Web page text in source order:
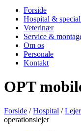
Forside
Hospital &
Veterinær
Service &
Om os
Personale
Kontakt
OPT
Forside /Hospital /Lejer
operationslejer